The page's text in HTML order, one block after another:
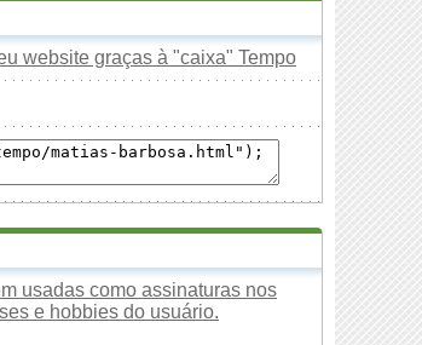
website graças à "caixa" Tempo
usadas como assinaturas nos
e hobbies do usuário.